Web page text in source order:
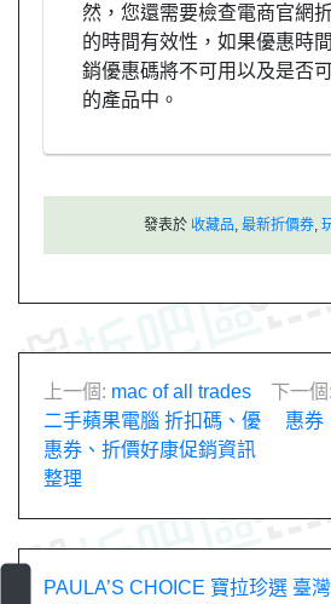
然，您還需要檢查電商官網
的時間有效性，如果優惠時
銷優惠碼將不可用以及是否
的產品中。
發表於 收藏品 最新折價券
文
章
導
覽
上一個: mac of all trades
二手蘋果電腦 折扣碼、優
惠券、折價好康促銷資訊
整理
下一個:
惠券
PAULA’S CHOICE 寶拉珍選 臺